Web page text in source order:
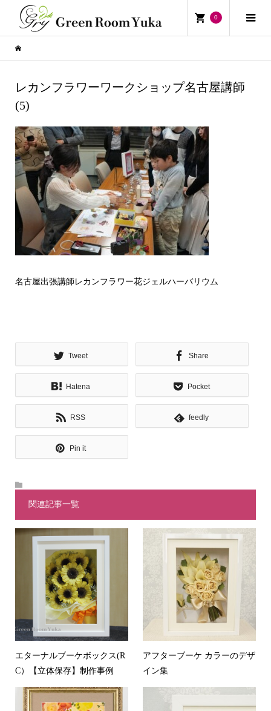
0
レカンフラワーワークショップ名古屋講師
(5)
名古屋出張講師レカンフラワー花ジェルハーバリウム
Tweet Share
Hatena Pocket
RSS feedly
Pin it
関連記事一覧
エターナルブーケボックス(R
C）【立体保存】制作事例
アフターブーケ カラーのデザ
イン集